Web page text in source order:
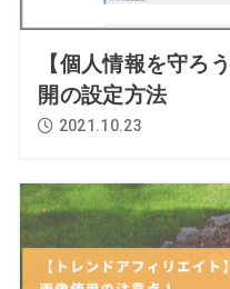
【個人情報を守ろ
開の設定方法
2021.10.23